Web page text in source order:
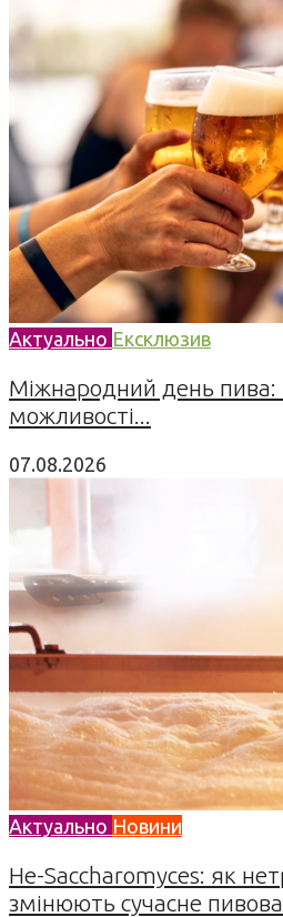
Актуально Ексклюзив
Міжнародний день пива:
можливості...
07.08.2026
Актуально Новини
Не-Saccharomyces: як
змінюють сучасне